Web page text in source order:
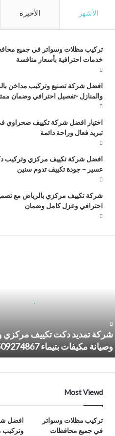
الأشهر الأخيرة
تركيب مظلات وسواتر في جميع
خدمات احترافية بأسعار منافسة
افضل شركة تصنيع وتركيب مداخن
والمنازل -تفصيل احترافي وضمان
اختيار افضل شركة تكييف صحراوي
تبريد فعال وراحة دائمة
افضل شركة تكييف مركزي وتركيب
عسير – جودة تكييف تدوم سنين
شركة تكييف مركزي بالرياض مع
احترافي وعزل كامل وضمان
مكيفات
بتيماء
0509274867
شركة تمديد دكت تكييف
وصيانة مكيفات بتيماء 0509274867
Most Viewd
تركيب مظلات وسواتر
في جميع محافظات
افضل
وتركيب